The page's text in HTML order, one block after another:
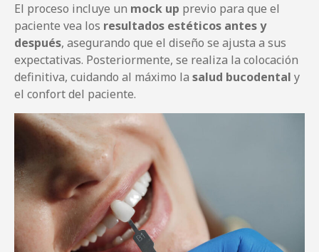
El proceso incluye un mock up previo para que el
paciente vea los resultados estéticos antes y
después, asegurando que el diseño se ajusta a sus
expectativas. Posteriormente, se realiza la colocación
definitiva, cuidando al máximo la salud bucodental y
el confort del paciente.